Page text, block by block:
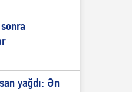
yağdı: Ən